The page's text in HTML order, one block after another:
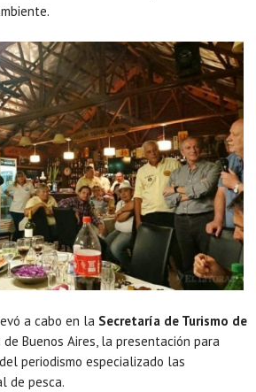
a cabo en la Secretaría de Turismo de
de Buenos Aires, la presentación para
periodismo especializado las
de pesca.